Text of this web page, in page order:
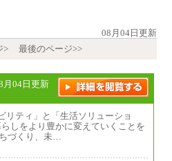
08月04日更新
> 最後のページ>>
月04日更新
リティ」と「生活ソリューショ
しをより豊かに変えていくことを
づくり、未…